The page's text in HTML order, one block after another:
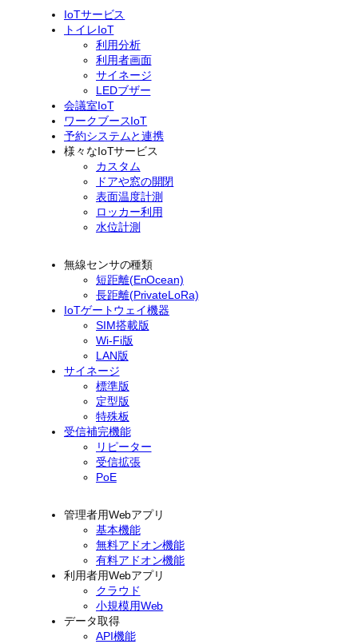
IoTサービス
トイレIoT
利用分析
利用者画面
サイネージ
LEDブザー
会議室IoT
ワークブースIoT
予約システムと連携
様々なIoTサービス
カスタム
ドアや窓の開閉
表面温度計測
ロッカー利用
水位計測
無線センサの種類
短距離(EnOcean)
長距離(PrivateLoRa)
IoTゲートウェイ機器
SIM搭載版
Wi-Fi版
LAN版
サイネージ
標準版
定型版
特殊板
受信補完機能
リピーター
受信拡張
PoE
管理者用Webアプリ
基本機能
無料アドオン機能
有料アドオン機能
利用者用Webアプリ
クラウド
小規模用Web
データ取得
API機能